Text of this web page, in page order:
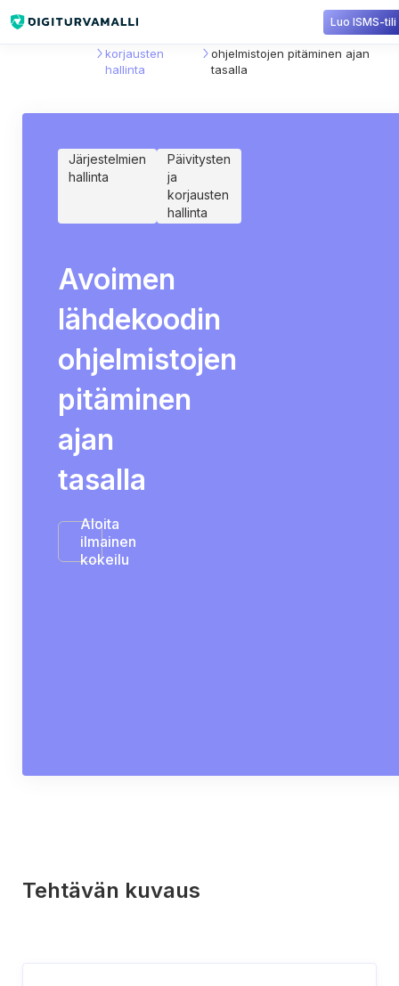
Luo ISMS-tili
korjausten
hallinta
Avoimen lähdekoodin
ohjelmistojen pitäminen ajan
tasalla
Järjestelmien
hallinta
Päivitysten
ja
korjausten
hallinta
Avoimen
lähdekoodin
ohjelmistojen
pitäminen
ajan
tasalla
Aloita
ilmainen
kokeilu
Tehtävän kuvaus